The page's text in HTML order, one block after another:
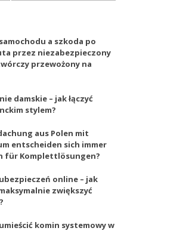
a szkoda po
przez niezabezpieczony
przewożony na
damskie – jak łączyć
stylem?
aus Polen mit
entscheiden sich immer
für Komplettlösungen?
online – jak
zwiększyć
komin systemowy w